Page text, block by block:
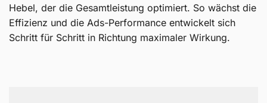
Hebel, der die Gesamtleistung optimiert. So wächst die
Effizienz und die Ads-Performance entwickelt sich
Schritt für Schritt in Richtung maximaler Wirkung.